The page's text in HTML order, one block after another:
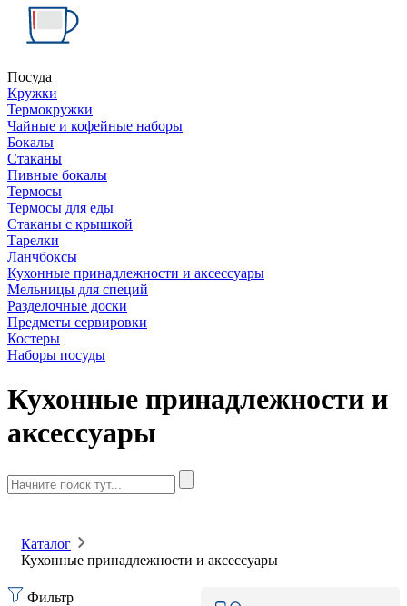
Посуда
Кружки
Термокружки
Чайные и кофейные наборы
Бокалы
Стаканы
Пивные бокалы
Термосы
Термосы для еды
Стаканы с крышкой
Тарелки
Ланчбоксы
Кухонные принадлежности и аксессуары
Мельницы для специй
Разделочные доски
Предметы сервировки
Костеры
Наборы посуды
Кухонные принадлежности и
аксессуары
Каталог
Кухонные принадлежности и аксессуары
Фильтр